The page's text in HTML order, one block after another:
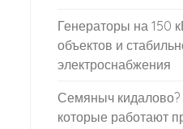
Генераторы на 150
объектов и
электроснабжения
Семяныч
которые работают